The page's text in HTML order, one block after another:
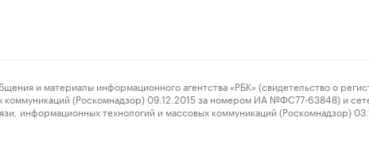
материалы информационного агентства «РБК» (свидетельство о
(Роскомнадзор) 09.12.2015 за номером ИА №ФС77-63848) и
информационных технологий и массовых коммуникаций (Роскомнадзор)